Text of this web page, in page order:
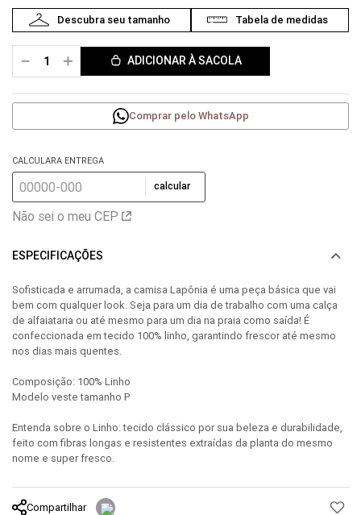
＋
－ ADICIONAR À SACOLA
Comprar pelo WhatsApp
CALCULARA ENTREGA
calcular
Não sei o meu CEP
ESPECIFICAÇÕES
Sofisticada e arrumada, a camisa Lapônia é uma peça básica que vai
bem com qualquer look. Seja para um dia de trabalho com uma calça
de alfaiataria ou até mesmo para um dia na praia como saída! É
confeccionada em tecido 100% linho, garantindo frescor até mesmo
nos dias mais quentes.
Composição: 100% Linho
Modelo veste tamanho P
Entenda sobre o Linho: tecido clássico por sua beleza e durabilidade,
feito com fibras longas e resistentes extraídas da planta do mesmo
nome e super fresco.
Compartilhar